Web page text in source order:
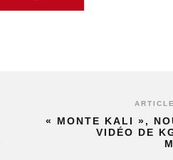
« MONTE KALI »,
VIDÉO DE